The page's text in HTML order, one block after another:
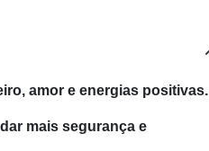
amor e energias positivas.
mais segurança e